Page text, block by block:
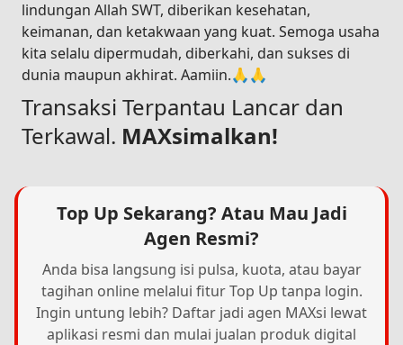
lindungan Allah SWT, diberikan kesehatan,
keimanan, dan ketakwaan yang kuat. Semoga usaha
kita selalu dipermudah, diberkahi, dan sukses di
dunia maupun akhirat. Aamiin.🙏🙏
Transaksi Terpantau Lancar dan
Terkawal. MAXsimalkan!
Top Up Sekarang? Atau Mau Jadi
Agen Resmi?
Anda bisa langsung isi pulsa, kuota, atau bayar
tagihan online melalui fitur Top Up tanpa login.
Ingin untung lebih? Daftar jadi agen MAXsi lewat
aplikasi resmi dan mulai jualan produk digital